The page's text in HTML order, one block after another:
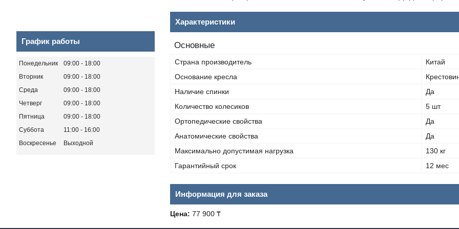
Характеристики
Основные
Страна производитель
Китай
Основание кресла
Наличие спинки
Да
Количество колесиков
5 шт
Ортопедические свойства
Да
Анатомические свойства
Да
Максимально допустимая нагрузка
130 кг
Гарантийный срок
12 мес
Информация для заказа
Цена: 77 900 ₸
График работы
Понедельник 09:00
18:00
Вторник
09:00
18:00
Среда
09:00
18:00
Четверг
09:00
18:00
Пятница
09:00
18:00
Суббота
11:00
16:00
Воскресенье
Выходной